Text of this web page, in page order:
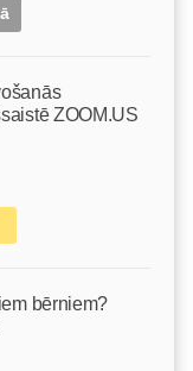
ZOOM.US
bērniem?